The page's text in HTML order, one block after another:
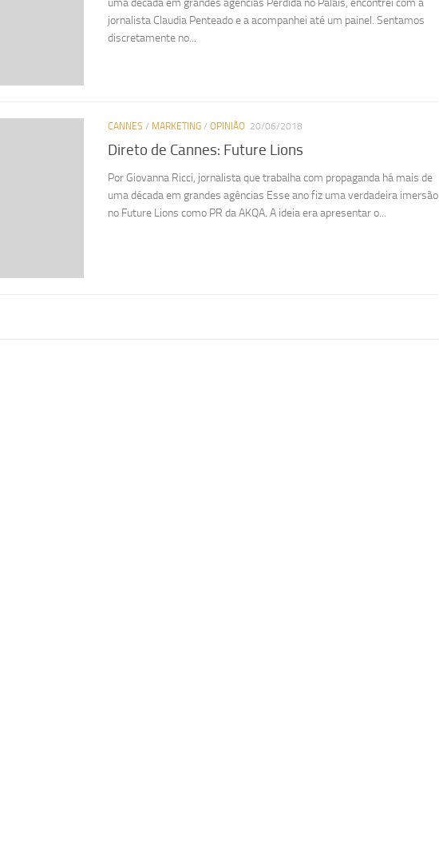
jornalista Claudia Penteado e a acompanhei até um painel. Sentamos
discretamente no...
CANNES / MARKETING / OPINIÃO 20/06/2018
Direto de Cannes: Future Lions
Por Giovanna Ricci, jornalista que trabalha com propaganda há mais de
uma década em grandes agências Esse ano fiz uma verdadeira imersão
no Future Lions como PR da AKQA. A ideia era apresentar o...